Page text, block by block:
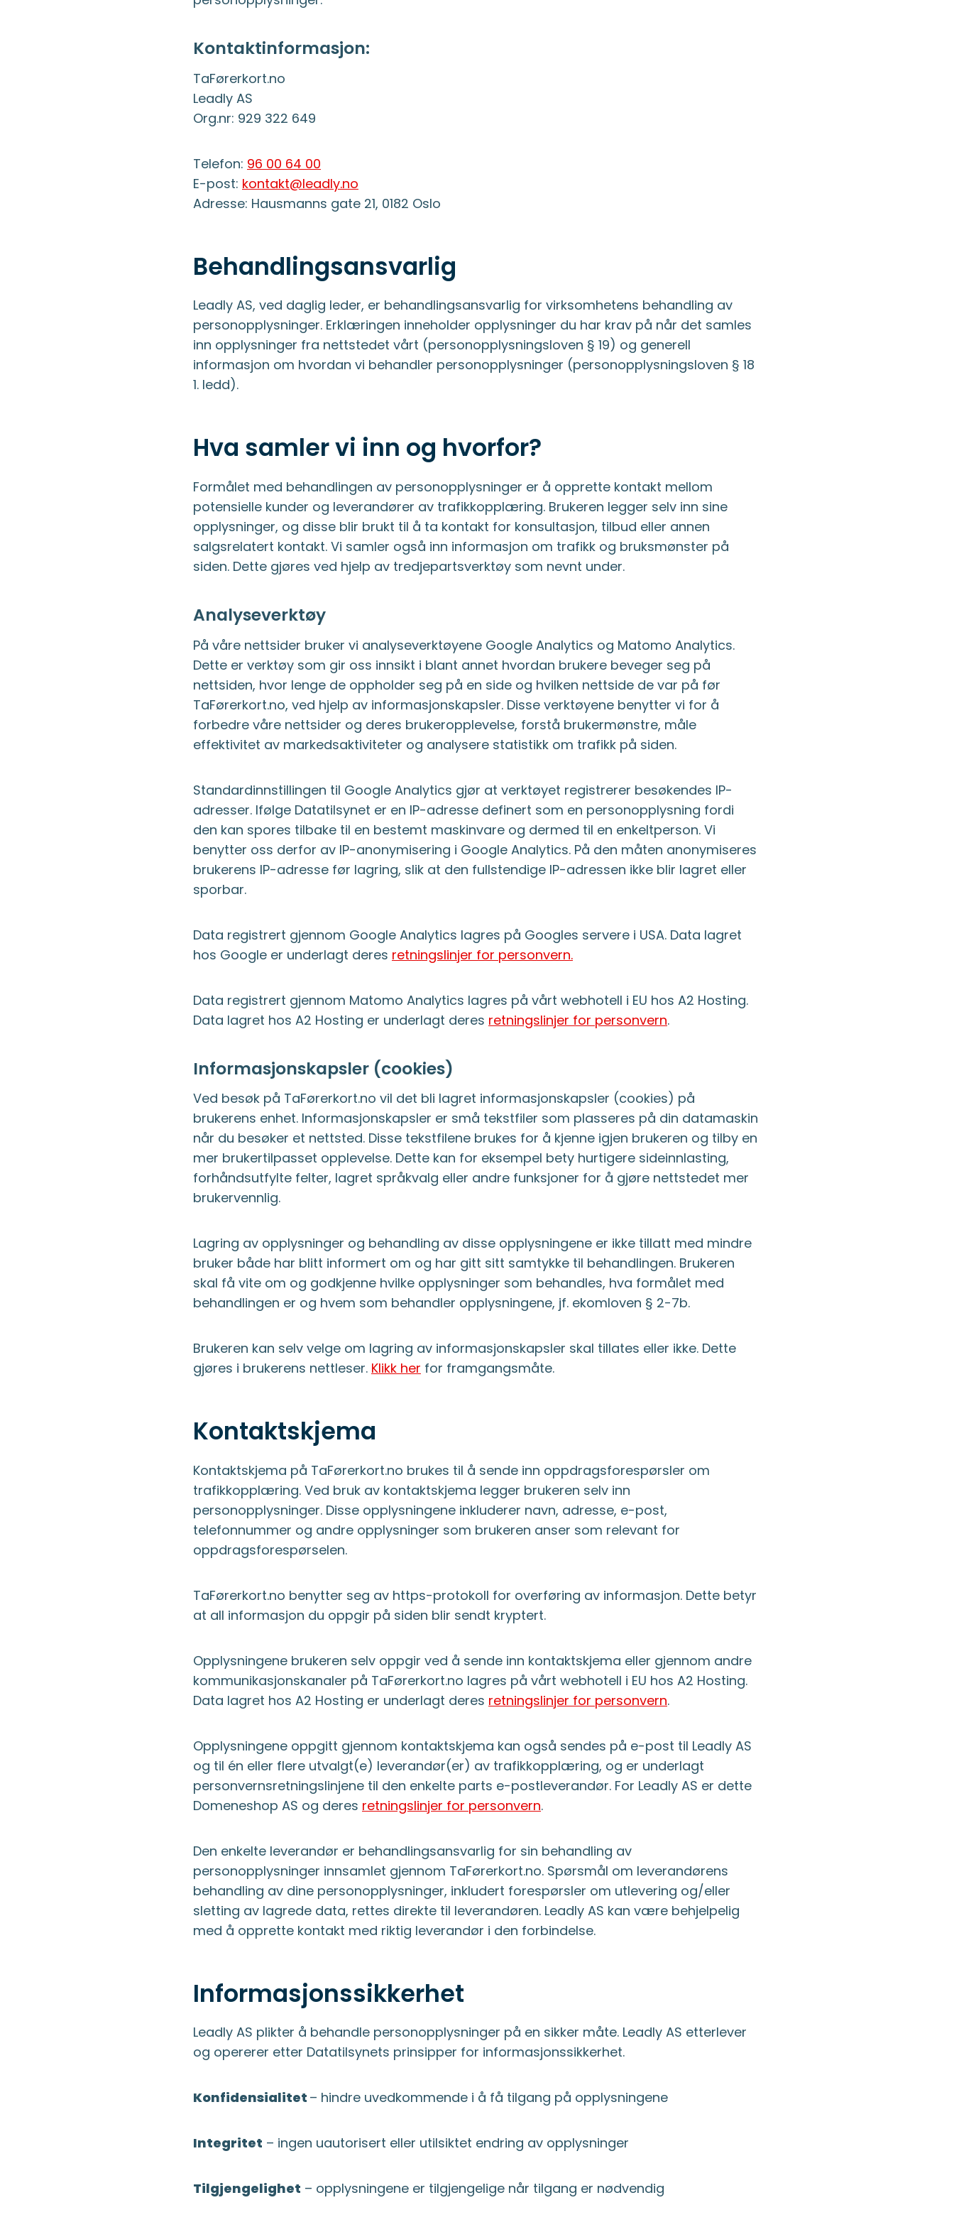
Kontaktinformasjon:
TaFørerkort.no
Leadly AS
Org.nr: 929 322 649
Telefon: 96 00 64 00
E-post: kontakt@leadly.no
Adresse: Hausmanns gate 21, 0182 Oslo
Behandlingsansvarlig
Leadly AS, ved daglig leder, er behandlingsansvarlig for virksomhetens behandling av
personopplysninger. Erklæringen inneholder opplysninger du har krav på når det samles
inn opplysninger fra nettstedet vårt (personopplysningsloven § 19) og generell
informasjon om hvordan vi behandler personopplysninger (personopplysningsloven § 18
1. ledd).
Hva samler vi inn og hvorfor?
Formålet med behandlingen av personopplysninger er å opprette kontakt mellom
potensielle kunder og leverandører av trafikkopplæring. Brukeren legger selv inn sine
opplysninger, og disse blir brukt til å ta kontakt for konsultasjon, tilbud eller annen
salgsrelatert kontakt. Vi samler også inn informasjon om trafikk og bruksmønster på
siden. Dette gjøres ved hjelp av tredjepartsverktøy som nevnt under.
Analyseverktøy
På våre nettsider bruker vi analyseverktøyene Google Analytics og Matomo Analytics.
Dette er verktøy som gir oss innsikt i blant annet hvordan brukere beveger seg på
nettsiden, hvor lenge de oppholder seg på en side og hvilken nettside de var på før
TaFørerkort.no, ved hjelp av informasjonskapsler. Disse verktøyene benytter vi for å
forbedre våre nettsider og deres brukeropplevelse, forstå brukermønstre, måle
effektivitet av markedsaktiviteter og analysere statistikk om trafikk på siden.
Standardinnstillingen til Google Analytics gjør at verktøyet registrerer besøkendes IP-
adresser. Ifølge Datatilsynet er en IP-adresse definert som en personopplysning fordi
den kan spores tilbake til en bestemt maskinvare og dermed til en enkeltperson. Vi
benytter oss derfor av IP-anonymisering i Google Analytics. På den måten anonymiseres
brukerens IP-adresse før lagring, slik at den fullstendige IP-adressen ikke blir lagret eller
sporbar.
Data registrert gjennom Google Analytics lagres på Googles servere i USA. Data lagret
hos Google er underlagt deres retningslinjer for personvern.
Data registrert gjennom Matomo Analytics lagres på vårt webhotell i EU hos A2 Hosting.
Data lagret hos A2 Hosting er underlagt deres retningslinjer for personvern.
Informasjonskapsler (cookies)
Ved besøk på TaFørerkort.no vil det bli lagret informasjonskapsler (cookies) på
brukerens enhet. Informasjonskapsler er små tekstfiler som plasseres på din datamaskin
når du besøker et nettsted. Disse tekstfilene brukes for å kjenne igjen brukeren og tilby en
mer brukertilpasset opplevelse. Dette kan for eksempel bety hurtigere sideinnlasting,
forhåndsutfylte felter, lagret språkvalg eller andre funksjoner for å gjøre nettstedet mer
brukervennlig.
Lagring av opplysninger og behandling av disse opplysningene er ikke tillatt med mindre
bruker både har blitt informert om og har gitt sitt samtykke til behandlingen. Brukeren
skal få vite om og godkjenne hvilke opplysninger som behandles, hva formålet med
behandlingen er og hvem som behandler opplysningene, jf. ekomloven § 2-7b.
Brukeren kan selv velge om lagring av informasjonskapsler skal tillates eller ikke. Dette
gjøres i brukerens nettleser. Klikk her for framgangsmåte.
Kontaktskjema
Kontaktskjema på TaFørerkort.no brukes til å sende inn oppdragsforespørsler om
trafikkopplæring. Ved bruk av kontaktskjema legger brukeren selv inn
personopplysninger. Disse opplysningene inkluderer navn, adresse, e-post,
telefonnummer og andre opplysninger som brukeren anser som relevant for
oppdragsforespørselen.
TaFørerkort.no benytter seg av https-protokoll for overføring av informasjon. Dette betyr
at all informasjon du oppgir på siden blir sendt kryptert.
Opplysningene brukeren selv oppgir ved å sende inn kontaktskjema eller gjennom andre
kommunikasjonskanaler på TaFørerkort.no lagres på vårt webhotell i EU hos A2 Hosting.
Data lagret hos A2 Hosting er underlagt deres retningslinjer for personvern.
Opplysningene oppgitt gjennom kontaktskjema kan også sendes på e-post til Leadly AS
og til én eller flere utvalgt(e) leverandør(er) av trafikkopplæring, og er underlagt
personvernsretningslinjene til den enkelte parts e-postleverandør. For Leadly AS er dette
Domeneshop AS og deres retningslinjer for personvern.
Den enkelte leverandør er behandlingsansvarlig for sin behandling av
personopplysninger innsamlet gjennom TaFørerkort.no. Spørsmål om leverandørens
behandling av dine personopplysninger, inkludert forespørsler om utlevering og/eller
sletting av lagrede data, rettes direkte til leverandøren. Leadly AS kan være behjelpelig
med å opprette kontakt med riktig leverandør i den forbindelse.
Informasjonssikkerhet
Leadly AS plikter å behandle personopplysninger på en sikker måte. Leadly AS etterlever
og opererer etter Datatilsynets prinsipper for informasjonssikkerhet.
Konfidensialitet – hindre uvedkommende i å få tilgang på opplysningene
Integritet – ingen uautorisert eller utilsiktet endring av opplysninger
Tilgjengelighet – opplysningene er tilgjengelige når tilgang er nødvendig